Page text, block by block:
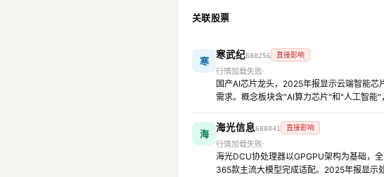
关联股票
寒
寒武纪688256 直接影响
行情加载失败
国产AI芯片龙头，2025年报显示云端智能
需求。概念板块含"AI算力芯片"和"人工智能"
海
海光信息688041 直接影响
行情加载失败
海光DCU协处理器以GPGPU架构为基础，
365款主流大模型完成适配。2025年报显示